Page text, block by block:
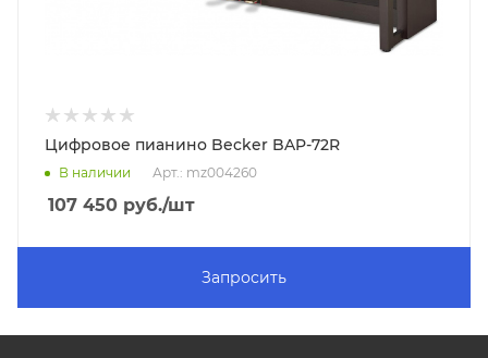
Цифровое пианино Becker BAP-72R
В наличии Арт.: mz004260
107 450 руб./шт
Запросить